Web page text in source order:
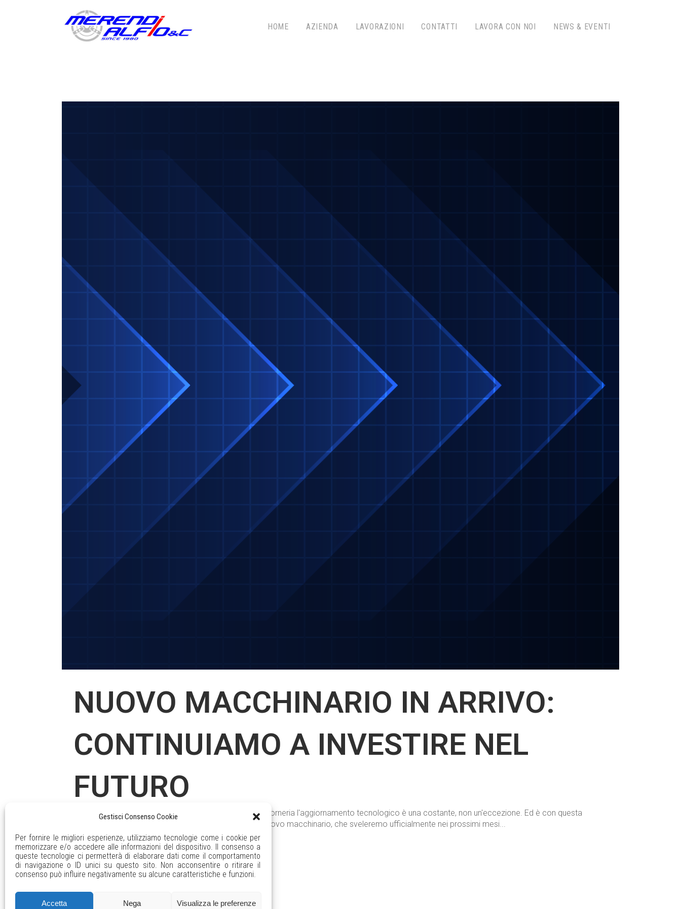
Gestisci Consenso Cookie
Per fornire le migliori esperienze, utilizziamo tecnologie come i cookie per
memorizzare e/o accedere alle informazioni del dispositivo. Il consenso a
queste tecnologie ci permetterà di elaborare dati come il comportamento
di navigazione o ID unici su questo sito. Non acconsentire o ritirare il
consenso può influire negativamente su alcune caratteristiche e funzioni.
Accetta Nega Visualizza le preferenze
HOME AZIENDA LAVORAZIONI CONTATTI LAVORA CON NOI NEWS & EVENTI
NUOVO MACCHINARIO IN ARRIVO:
CONTINUIAMO A INVESTIRE NEL
FUTURO
Non ci fermiamo mai. Chi ci conosce lo sa: in Merendi Torneria l'aggiornamento tecnologico è una costante, non un'eccezione. Ed è con questa
stessa mentalità che annunciamo l'acquisizione di un nuovo macchinario, che sveleremo ufficialmente nei prossimi mesi...
READ MORE